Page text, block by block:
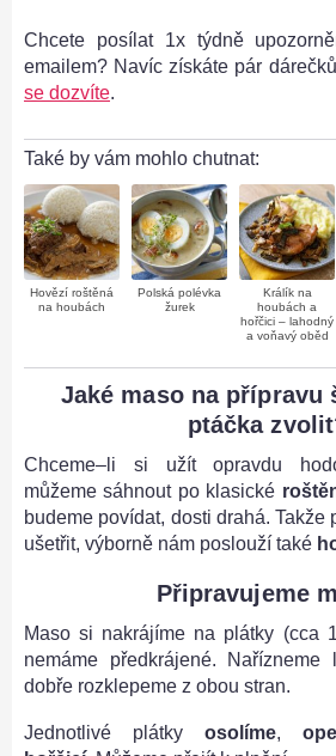
Chcete posílat 1x týdně
emailem? Navíc získáte pár
se dozvíte.
Také by vám mohlo chutnat:
Hovězí roštěná
na houbách
Polská polévka
žurek
Králík na
houbách a
hořčici – lahodný
a voňavý oběd
Jaké maso na přípravu
ptáčka
Chceme–li si užít opravdu
můžeme sáhnout po klasické
budeme povídat, dosti drahá. Takže
ušetřit, výborně nám poslouží také
Připravujeme
Maso si nakrájíme na plátky (cca
nemáme předkrájené.
dobře rozklepeme z obou stran.
Jednotlivé plátky osolíme,